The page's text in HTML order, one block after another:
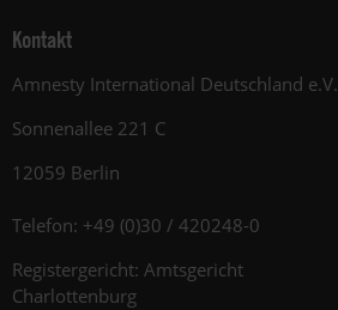
Kontakt
Amnesty International Deutschland e.V.
Sonnenallee 221 C
12059 Berlin
Telefon: +49 (0)30 / 420248-0
Registergericht: Amtsgericht
Charlottenburg